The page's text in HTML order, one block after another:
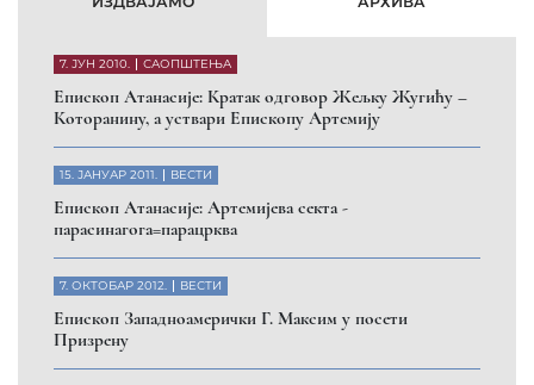
7. ЈУН 2010. САОПШТЕЊА
Eпископ Атанасије: Кратак одговор Жељку Жугићу –
Которанину, а уствари Епископу Артемију
15. ЈАНУАР 2011. ВЕСТИ
Eпископ Атанасије: Артемијева секта -
парасинагога=парацрква
7. ОКТОБАР 2012. ВЕСТИ
Eпископ Западноамерички Г. Максим у посети
Призрену